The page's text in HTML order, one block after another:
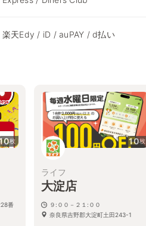
天Edy / iD / auPAY / d払い
枚
番
10枚
ライフ
大淀店
９:００－２１:００
奈良県吉野郡大淀町土田243-1